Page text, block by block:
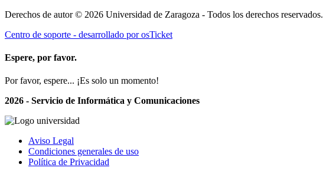
Derechos de autor © 2026 Universidad de Zaragoza - Todos los derechos reservados.
Centro de soporte - desarrollado por osTicket
Espere, por favor.
Por favor, espere... ¡Es solo un momento!
2026 - Servicio de Informática y Comunicaciones
Aviso Legal
Condiciones generales de uso
Política de Privacidad